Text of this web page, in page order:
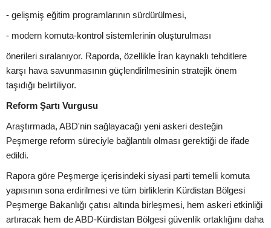
- gelişmiş eğitim programlarının sürdürülmesi,
- modern komuta-kontrol sistemlerinin oluşturulması
önerileri sıralanıyor. Raporda, özellikle İran kaynaklı tehditlere
karşı hava savunmasının güçlendirilmesinin stratejik önem
taşıdığı belirtiliyor.
Reform Şartı Vurgusu
Araştırmada, ABD'nin sağlayacağı yeni askeri desteğin
Peşmerge reform süreciyle bağlantılı olması gerektiği de ifade
edildi.
Rapora göre Peşmerge içerisindeki siyasi parti temelli komuta
yapısının sona erdirilmesi ve tüm birliklerin Kürdistan Bölgesi
Peşmerge Bakanlığı çatısı altında birleşmesi, hem askeri etkinliği
artıracak hem de ABD-Kürdistan Bölgesi güvenlik ortaklığını daha